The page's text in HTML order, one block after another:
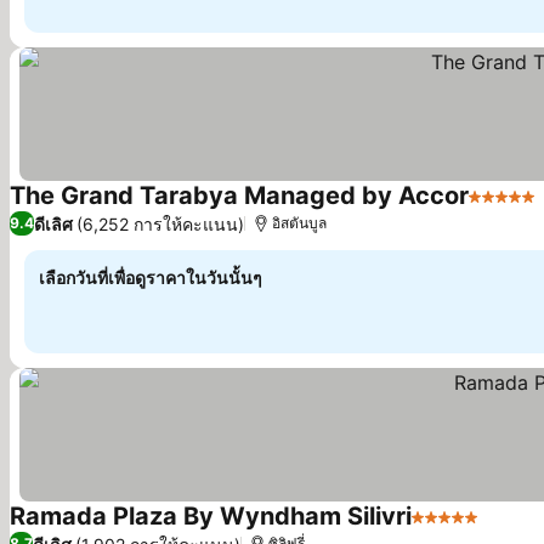
The Grand Tarabya Managed by Accor5 ดาว
9.4ดีเลิศ (6,252 การให้คะแนน) อิสตันบูล
เลือกวันที่เพื่อดูราคาในวันนั้นๆ
Ramada Plaza By Wyndham Silivri5 ดาว